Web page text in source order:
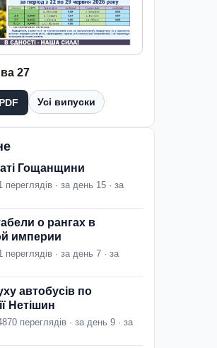
27
Усі випуски
Гощанщини
переглядів · за день 15 · за
о рангах в
империи
переглядів · за день 7 · за
автобусів по
Нетішин
переглядів · за день 9 · за